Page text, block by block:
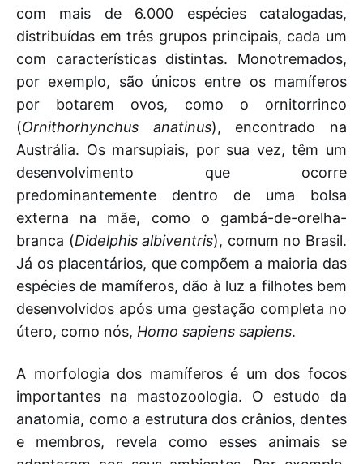
com mais de 6.000 espécies catalogadas,
distribuídas em três grupos principais, cada um
com características distintas. Monotremados,
por exemplo, são únicos entre os mamíferos
por botarem ovos, como o ornitorrinco
(Ornithorhynchus anatinus), encontrado na
Austrália. Os marsupiais, por sua vez, têm um
desenvolvimento que ocorre
predominantemente dentro de uma bolsa
externa na mãe, como o gambá-de-orelha-
branca (Didelphis albiventris), comum no Brasil.
Já os placentários, que compõem a maioria das
espécies de mamíferos, dão à luz a filhotes bem
desenvolvidos após uma gestação completa no
útero, como nós, Homo sapiens sapiens.
A morfologia dos mamíferos é um dos focos
importantes na mastozoologia. O estudo da
anatomia, como a estrutura dos crânios, dentes
e membros, revela como esses animais se